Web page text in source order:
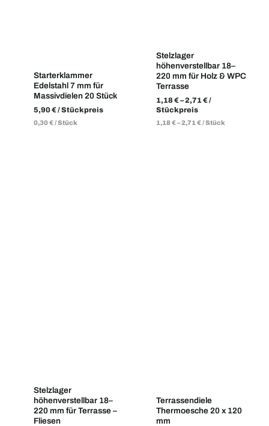
Starterklammer
Edelstahl 7 mm für
Massivdielen 20 Stück
5,90€/ Stückpreis
0,30€/Stück
Stelzlager
höhenverstellbar 18–
220 mm für Holz & WPC
Terrasse
1,18€–2,71€/
Stückpreis
1,18€–2,71€/Stück
Stelzlager
höhenverstellbar 18–
220 mm für Terrasse –
Fliesen
Terrassendiele
Thermoesche 20 x 120
mm